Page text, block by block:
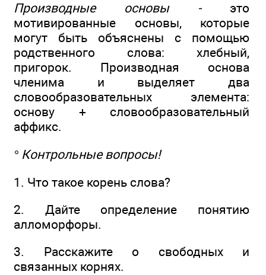
Производные основы -это
мотивированные основы, которые
могут быть объяснены с помощью
родственного слова: хлебный,
пригорок. Производная основа
членима и выделяет два
словообразовательных элемента:
основу + словообразовательный
аффикс.
° Контрольные вопросы!
1. Что такое корень слова?
2. Дайте определение понятию
алломорфоры.
3. Расскажите о свободных и
связанных корнях.